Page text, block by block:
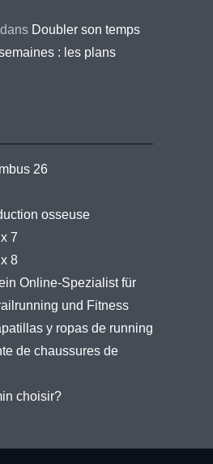
dans Doubler son temps
: les plans
26
osseuse
7
8
Online-Spezialist für
und Fitness
y ropas de running
de chaussures de
choisir?